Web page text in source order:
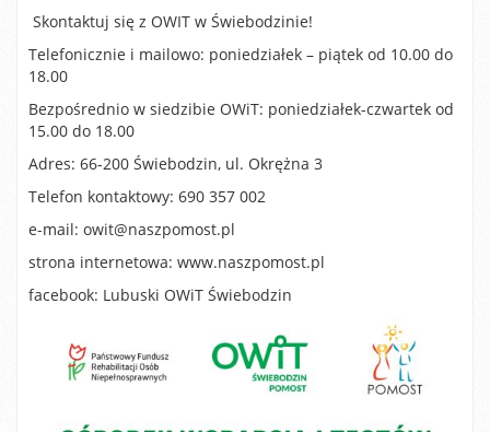
Skontaktuj się z OWIT w Świebodzinie!
Telefonicznie i mailowo: poniedziałek – piątek od 10.00 do
18.00
Bezpośrednio w siedzibie OWiT: poniedziałek-czwartek od
15.00 do 18.00
Adres: 66-200 Świebodzin, ul. Okrężna 3
Telefon kontaktowy: 690 357 002
e-mail: owit@naszpomost.pl
strona internetowa: www.naszpomost.pl
facebook: Lubuski OWiT Świebodzin